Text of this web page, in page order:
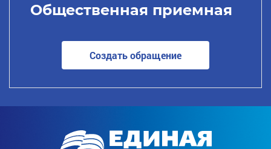
Общественная приемная
Создать обращение